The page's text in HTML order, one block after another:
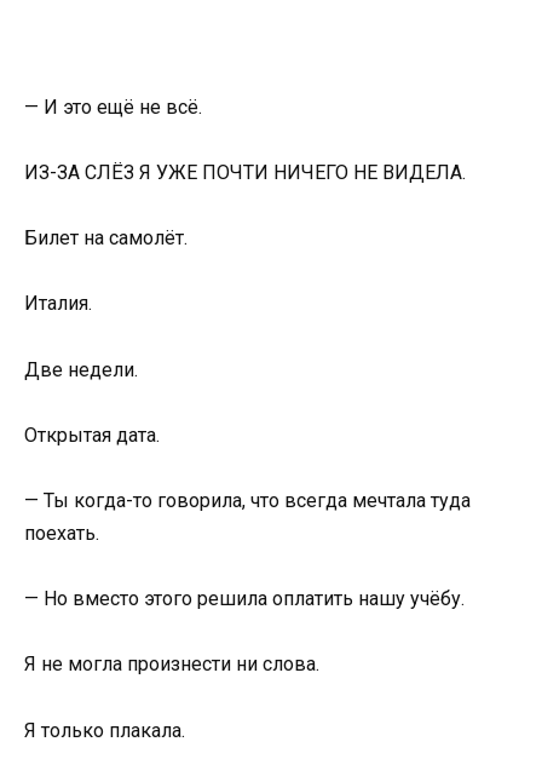
— И это ещё не всё.
ИЗ-ЗА СЛЁЗ Я УЖЕ ПОЧТИ НИЧЕГО НЕ ВИДЕЛА.
Билет на самолёт.
Италия.
Две недели.
Открытая дата.
— Ты когда-то говорила, что всегда мечтала туда
поехать.
— Но вместо этого решила оплатить нашу учёбу.
Я не могла произнести ни слова.
Я только плакала.